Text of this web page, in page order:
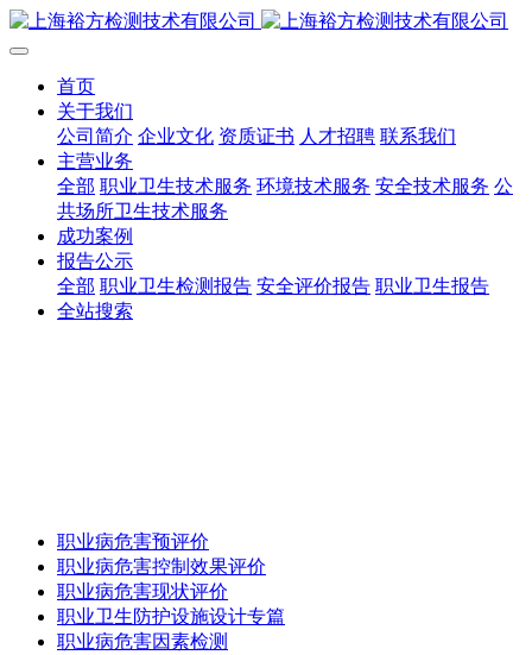
首页
关于我们
公司简介 企业文化 资质证书 人才招聘 联系我们
主营业务
全部 职业卫生技术服务 环境技术服务 安全技术服务 公
共场所卫生技术服务
成功案例
报告公示
全部 职业卫生检测报告 安全评价报告 职业卫生报告
全站搜索
职业病危害预评价
职业病危害控制效果评价
职业病危害现状评价
职业卫生防护设施设计专篇
职业病危害因素检测